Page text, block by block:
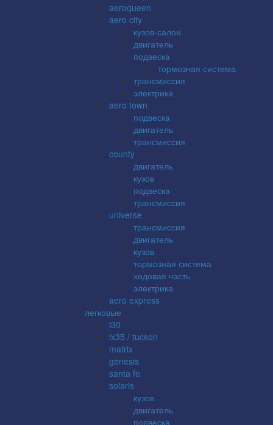
aeroqueen
aero city
кузов-салон
двигатель
подвеска
тормозная система
трансмиссия
электрика
aero town
подвеска
двигатель
трансмиссия
county
двигатель
кузов
подвеска
трансмиссия
universe
трансмиссия
двигатель
кузов
тормозная система
ходовая часть
электрика
aero express
легковые
i30
ix35 / tucson
matrix
genesis
santa fe
solaris
кузов
двигатель
подвеска